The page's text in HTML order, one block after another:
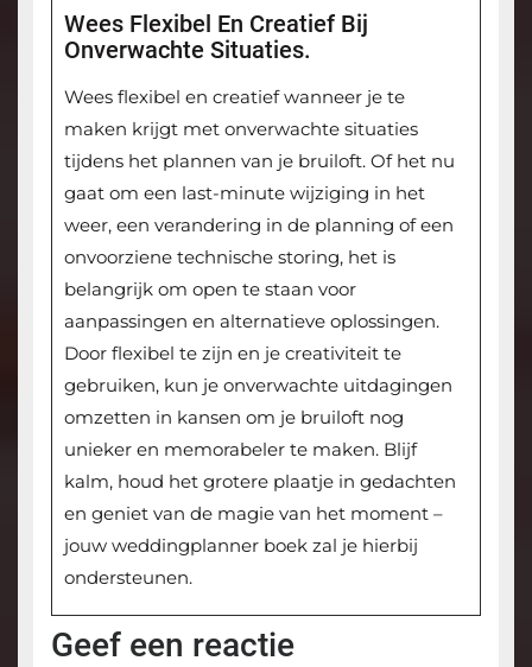
Wees Flexibel En Creatief Bij
Onverwachte Situaties.
Wees flexibel en creatief wanneer je te
maken krijgt met onverwachte situaties
tijdens het plannen van je bruiloft. Of het nu
gaat om een last-minute wijziging in het
weer, een verandering in de planning of een
onvoorziene technische storing, het is
belangrijk om open te staan voor
aanpassingen en alternatieve oplossingen.
Door flexibel te zijn en je creativiteit te
gebruiken, kun je onverwachte uitdagingen
omzetten in kansen om je bruiloft nog
unieker en memorabeler te maken. Blijf
kalm, houd het grotere plaatje in gedachten
en geniet van de magie van het moment –
jouw weddingplanner boek zal je hierbij
ondersteunen.
Geef een reactie